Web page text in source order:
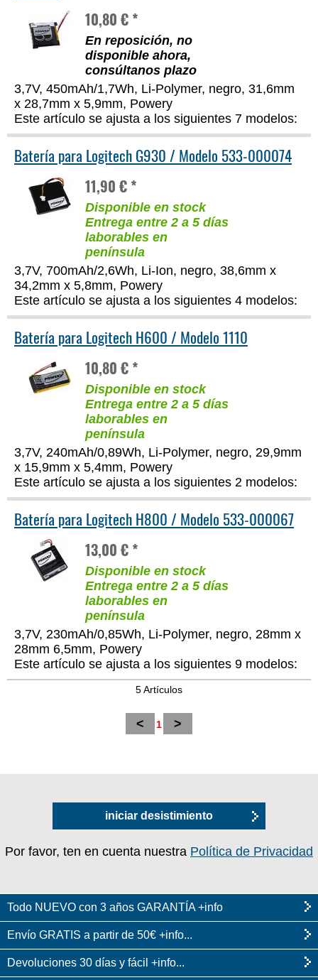
10,80 € *
En reposición, no
disponible ahora,
consúltanos plazo
3,7V, 450mAh/1,7Wh, Li-Polymer, negro, 31,6mm
x 28,7mm x 5,9mm, Powery
Este artículo se ajusta a los siguientes 7 modelos:
Batería para Logitech G930 / Modelo 533-000074
11,90 € *
Disponible en stock
Entrega entre 2 a 5 días
laborables en
península
3,7V, 700mAh/2,6Wh, Li-Ion, negro, 38,6mm x
34,2mm x 5,8mm, Powery
Este artículo se ajusta a los siguientes 4 modelos:
Batería para Logitech H600 / Modelo 1110
10,80 € *
Disponible en stock
Entrega entre 2 a 5 días
laborables en
península
3,7V, 240mAh/0,89Wh, Li-Polymer, negro, 29,9mm
x 15,9mm x 5,4mm, Powery
Este artículo se ajusta a los siguientes 2 modelos:
Batería para Logitech H800 / Modelo 533-000067
13,00 € *
Disponible en stock
Entrega entre 2 a 5 días
laborables en
península
3,7V, 230mAh/0,85Wh, Li-Polymer, negro, 28mm x
28mm 6,5mm, Powery
Este artículo se ajusta a los siguientes 9 modelos:
5 Artículos
< 1 >
iniciar desistimiento
Por favor, ten en cuenta nuestra Política de Privacidad
Todo NUEVO con 3 años GARANTÍA +info
Envío GRATIS a partir de 50€ +info...
Devoluciones 30 días y fácil +info...